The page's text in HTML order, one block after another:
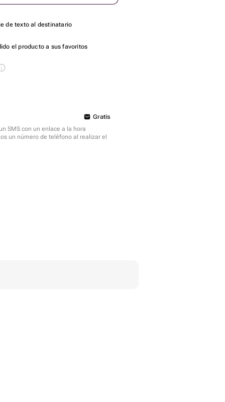
de texto al destinatario
el producto a sus favoritos
Gratis
SMS con un enlace a la hora
un número de teléfono al realizar el